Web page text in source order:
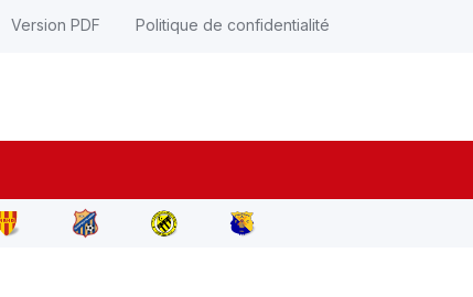
Version PDF Politique de confidentialité